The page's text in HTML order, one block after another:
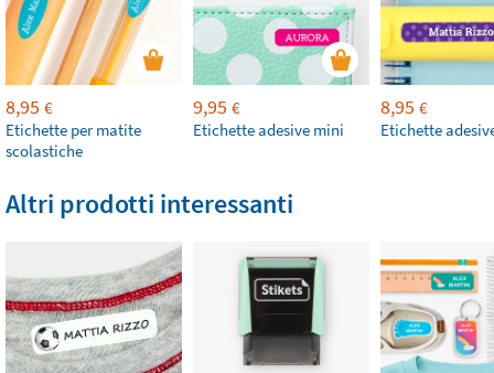
8,95 €
Etichette per matite
scolastiche
9,95 €
Etichette adesive mini
8,95 €
Etichette
Altri prodotti interessanti